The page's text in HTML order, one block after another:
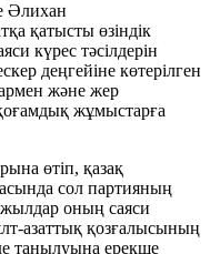
Әлихан
қатысты өзіндік
күрес тәсілдерін
деңгейіне көтерілген
және жер
жұмыстарға
өтіп, қазақ
сол партияның
оның саяси
азаттық қозғалысының
танылуына ерекше